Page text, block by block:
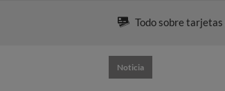
Todo sobre
Noticia